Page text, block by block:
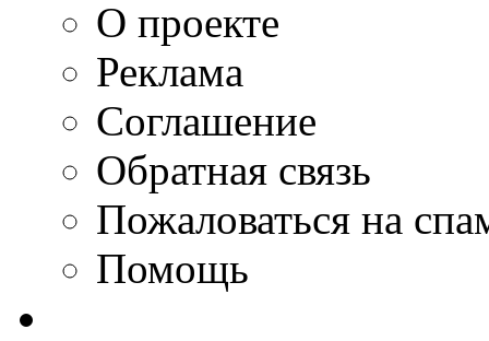
О проекте
Реклама
Соглашение
Обратная связь
Пожаловаться на
Помощь